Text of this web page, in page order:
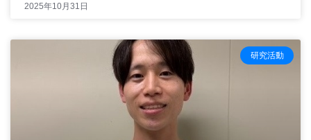
2025年10月31日
研究活動